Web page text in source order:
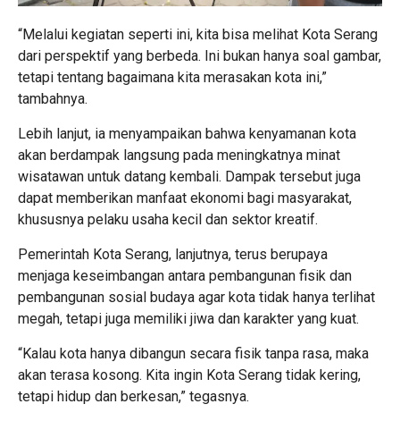
“Melalui kegiatan seperti ini, kita bisa melihat Kota Serang
dari perspektif yang berbeda. Ini bukan hanya soal gambar,
tetapi tentang bagaimana kita merasakan kota ini,”
tambahnya.
Lebih lanjut, ia menyampaikan bahwa kenyamanan kota
akan berdampak langsung pada meningkatnya minat
wisatawan untuk datang kembali. Dampak tersebut juga
dapat memberikan manfaat ekonomi bagi masyarakat,
khususnya pelaku usaha kecil dan sektor kreatif.
Pemerintah Kota Serang, lanjutnya, terus berupaya
menjaga keseimbangan antara pembangunan fisik dan
pembangunan sosial budaya agar kota tidak hanya terlihat
megah, tetapi juga memiliki jiwa dan karakter yang kuat.
“Kalau kota hanya dibangun secara fisik tanpa rasa, maka
akan terasa kosong. Kita ingin Kota Serang tidak kering,
tetapi hidup dan berkesan,” tegasnya.